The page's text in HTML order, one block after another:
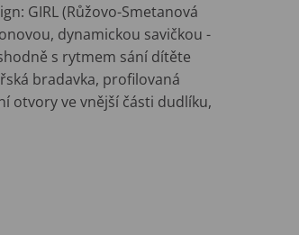
GIRL (Růžovo-Smetanová
dynamickou savičkou -
s rytmem sání dítěte
bradavka, profilovaná
otvory ve vnější části dudlíku,